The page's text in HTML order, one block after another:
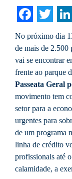
No próximo dia
de mais de 2.500
vai se encontrar
frente ao parque
Passeata Geral
movimento tem
setor para a
urgentes para
de um programa
linha de crédito
profissionais até
calamidade, a